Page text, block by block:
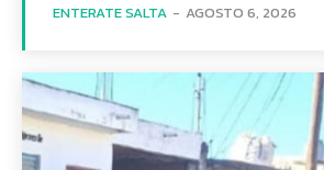
ENTERATE SALTA - AGOSTO 6, 2026